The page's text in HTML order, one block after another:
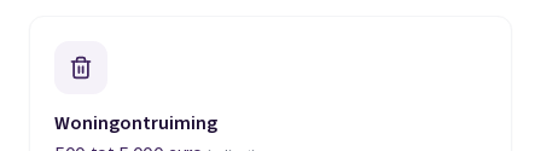
Woningontruiming